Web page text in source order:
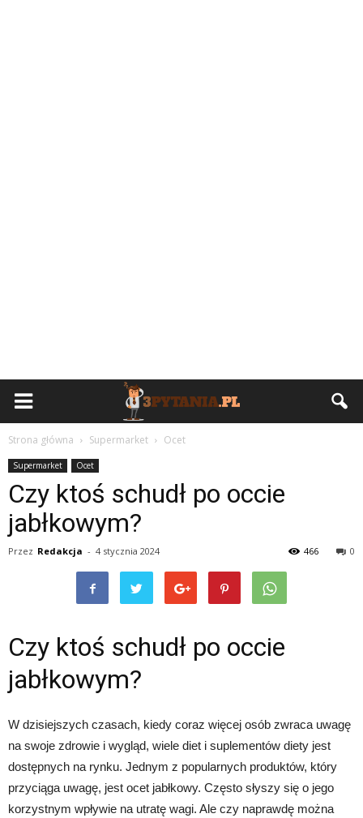
Strona główna Supermarket Ocet
Supermarket Ocet
Czy ktoś schudł po occie
jabłkowym?
Przez Redakcja - 4 stycznia 2024 0
466
Czy ktoś schudł po occie
jabłkowym?
W dzisiejszych czasach, kiedy coraz więcej osób zwraca uwagę
na swoje zdrowie i wygląd, wiele diet i suplementów diety jest
dostępnych na rynku. Jednym z popularnych produktów, który
przyciąga uwagę, jest ocet jabłkowy. Często słyszy się o jego
korzystnym wpływie na utratę wagi. Ale czy naprawdę można